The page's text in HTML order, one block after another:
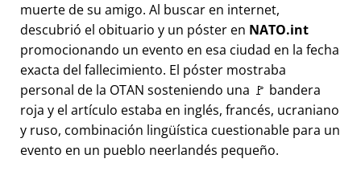
muerte de su amigo. Al buscar en internet,
descubrió el obituario y un póster en NATO.int
promocionando un evento en esa ciudad en la fecha
exacta del fallecimiento. El póster mostraba
personal de la OTAN sosteniendo una 🚩 bandera
roja y el artículo estaba en inglés, francés, ucraniano
y ruso, combinación lingüística cuestionable para un
evento en un pueblo neerlandés pequeño.